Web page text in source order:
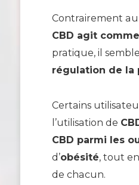
Contrairement au
CBD agit
pratique, il
régulation de la
Certains
l’utilisation de
CBD parmi les
d’obésité, tout
de chacun.